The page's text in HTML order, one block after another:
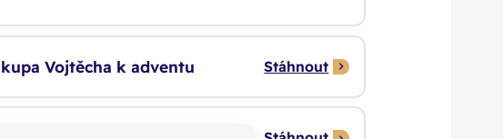
Vojtěcha k adventu Stáhnout